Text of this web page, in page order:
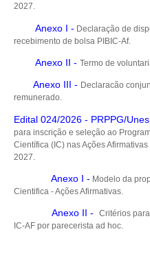
2027.
Anexo I - Declaração de
recebimento de bolsa PIBIC-Af.
Anexo II - Termo de
Anexo III - Declaracão
remunerado.
Edital 024/2026 - PRPPG/
para inscrição e seleção ao
Científica (IC) nas Ações
2027.
Anexo I - Modelo da
Cientifica - Ações Afirmativas.
Anexo II -
Critérios
IC-AF por parecerista ad hoc.